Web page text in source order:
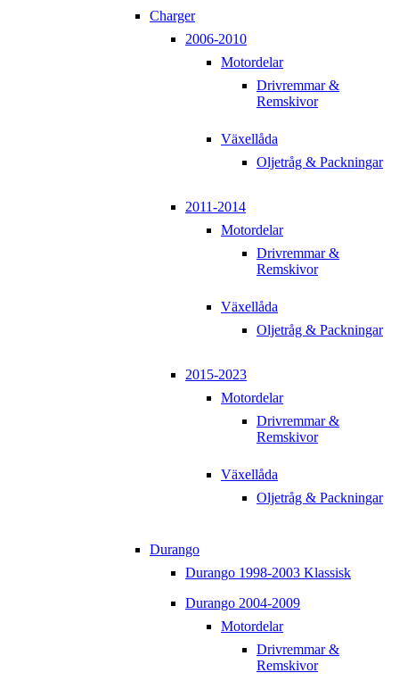
Charger
2006-2010
Motordelar
Drivremmar &
Remskivor
Växellåda
Oljetråg & Packningar
2011-2014
Motordelar
Drivremmar &
Remskivor
Växellåda
Oljetråg & Packningar
2015-2023
Motordelar
Drivremmar &
Remskivor
Växellåda
Oljetråg & Packningar
Durango
Durango 1998-2003 Klassisk
Durango 2004-2009
Motordelar
Drivremmar &
Remskivor